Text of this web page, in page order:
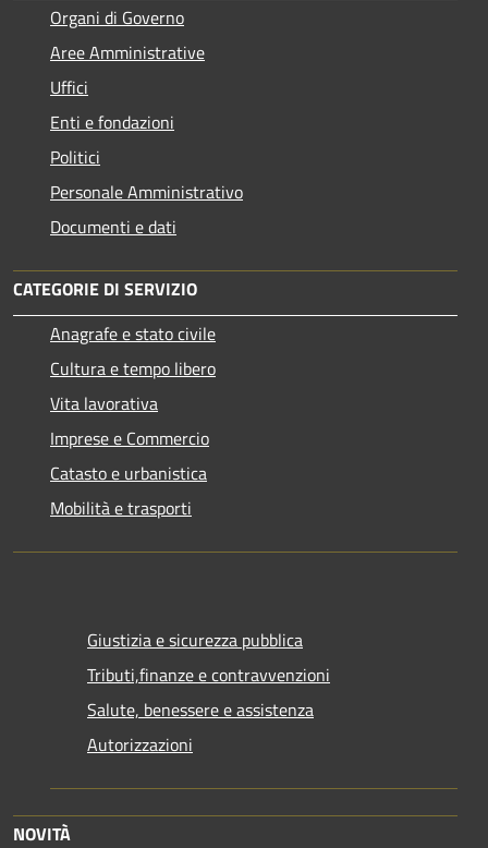
Organi di Governo
Aree Amministrative
Uffici
Enti e fondazioni
Politici
Personale Amministrativo
Documenti e dati
CATEGORIE DI SERVIZIO
Anagrafe e stato civile
Cultura e tempo libero
Vita lavorativa
Imprese e Commercio
Catasto e urbanistica
Mobilità e trasporti
Giustizia e sicurezza pubblica
Tributi,finanze e contravvenzioni
Salute, benessere e assistenza
Autorizzazioni
NOVITÀ